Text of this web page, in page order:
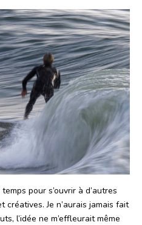
pour s’ouvrir à d’autres
Je n’aurais jamais fait
l’idée ne m’effleurait même